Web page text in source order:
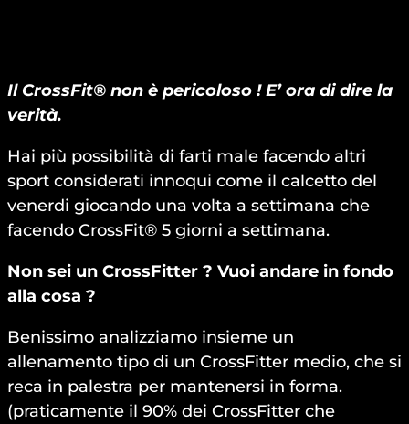
Il CrossFit® non è pericoloso ! E’ ora di dire la
verità.
Hai più possibilità di farti male facendo altri
sport considerati innoqui come il calcetto del
venerdi giocando una volta a settimana che
facendo CrossFit® 5 giorni a settimana.
Non sei un CrossFitter ? Vuoi andare in fondo
alla cosa ?
Benissimo analizziamo insieme un
allenamento tipo di un CrossFitter medio, che si
reca in palestra per mantenersi in forma.
(praticamente il 90% dei CrossFitter che